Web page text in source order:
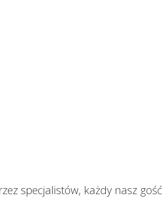
specjalistów, każdy nasz